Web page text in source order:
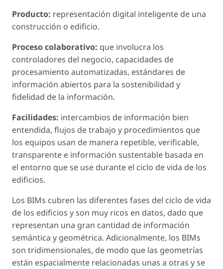
Producto: representación digital inteligente de una
construcción o edificio.
Proceso colaborativo: que involucra los
controladores del negocio, capacidades de
procesamiento automatizadas, estándares de
información abiertos para la sostenibilidad y
fidelidad de la información.
Facilidades: intercambios de información bien
entendida, flujos de trabajo y procedimientos que
los equipos usan de manera repetible, verificable,
transparente e información sustentable basada en
el entorno que se use durante el ciclo de vida de los
edificios.
Los BIMs cubren las diferentes fases del ciclo de vida
de los edificios y son muy ricos en datos, dado que
representan una gran cantidad de información
semántica y geométrica. Adicionalmente, los BIMs
son tridimensionales, de modo que las geometrías
están espacialmente relacionadas unas a otras y se